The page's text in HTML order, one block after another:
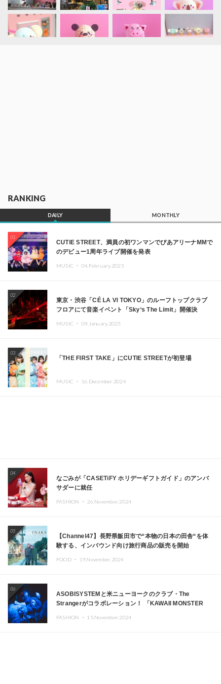
RANKING
DAILY MONTHLY
01
CUTIE STREET、満員の初ワンマンでぴあアリーナMMで
のデビュー1周年ライブ開催を発表
MUSIC ・ 04.February.2025
02
東京・渋谷「CÉ LA VI TOKYO」のルーフトップクラブ
フロアにて音楽イベント「Sky‘s The Limit」開催決
Kza（FORCE OF NATURE）ら日本を代表するDJ・クリ
MUSIC ・ 09.January.2025
03
「THE FIRST TAKE」にCUTIE STREETが初登場
MUSIC ・ 16.December.2024
04
なごみが「CASETiFY ホリデーギフトガイド」のアンバ
サダーに就任
FASHION ・ 26.November.2024
05
【Channel47】長野県飯田市で“本物の日本の田舎“を体
験する、インバウンド向け旅行商品の販売を開始
FOOD ・ 19.November.2024
06
ASOBISYSTEMと米ニューヨークのクラブ・The
Strangerがコラボレーション！ 「KAWAII MONSTER
FASHION ・ 15.November.2024